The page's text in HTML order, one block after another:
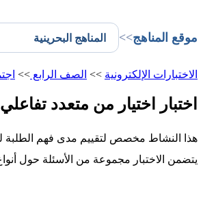
موقع المناهج>>
الاختبارات الإلكترونية >> الصف الرابع >>
اختبار اختيار من متعدد
هذا النشاط مخصص لتقييم مدى فهم الطلبة
يتضمن الاختبار مجموعة من الأسئلة حول